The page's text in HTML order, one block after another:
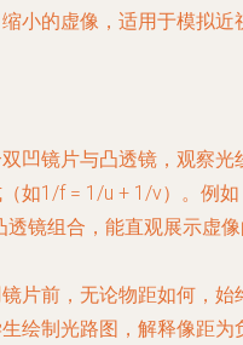
小的虚像，适用于模拟近
双凹镜片与凸透镜，观察光
如1/f = 1/u + 1/v）。例
镜组合，能直观展示虚
镜片前，无论物距如何，始
绘制光路图，解释像距为